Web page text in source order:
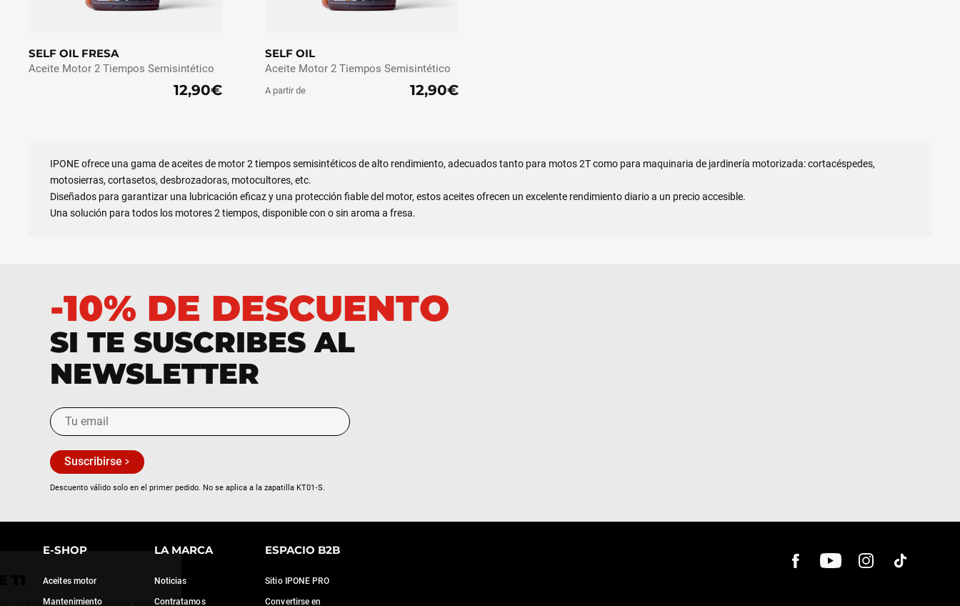
CUIDAMOS DE TI
Utilizamos algunos servicios para medir
SELF OIL FRESA
Aceite Motor 2 Tiempos Semisintético
12,90€
SELF OIL
Aceite Motor 2 Tiempos Semisintético
A partir de 12,90€
IPONE ofrece una gama de aceites de motor 2 tiempos semisintéticos de alto rendimiento, adecuados tanto para motos 2T como para maquinaria de jardinería motorizada: cortacéspedes,
motosierras, cortasetos, desbrozadoras, motocultores, etc.
Diseñados para garantizar una lubricación eficaz y una protección fiable del motor, estos aceites ofrecen un excelente rendimiento diario a un precio accesible.
Una solución para todos los motores 2 tiempos, disponible con o sin aroma a fresa.
-10% DE DESCUENTO
SI TE SUSCRIBES AL
NEWSLETTER
Suscribirse
Descuento válido solo en el primer pedido. No se aplica a la zapatilla KT01‑S.
E-SHOP
Aceites motor
Mantenimiento
LA MARCA
Noticias
Contratamos
ESPACIO B2B
Sitio IPONE PRO
Convertirse en